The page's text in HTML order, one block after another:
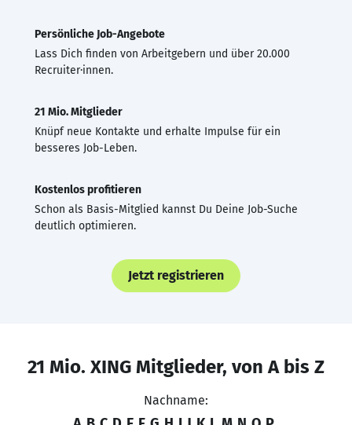
Persönliche Job-Angebote
Lass Dich finden von Arbeitgebern und über 20.000
Recruiter·innen.
21 Mio. Mitglieder
Knüpf neue Kontakte und erhalte Impulse für ein
besseres Job-Leben.
Kostenlos profitieren
Schon als Basis-Mitglied kannst Du Deine Job-Suche
deutlich optimieren.
Jetzt registrieren
21 Mio. XING Mitglieder, von A bis Z
Nachname: